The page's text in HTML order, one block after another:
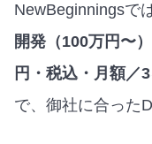
NewBeginningsで
開発（100万円〜）
円・税込・月額／
で、御社に合った